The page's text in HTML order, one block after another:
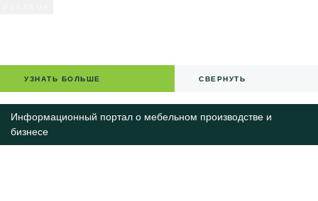
УЗНАТЬ БОЛЬШЕ СВЕРНУТЬ
Информационный портал о мебельном производстве и
бизнесе